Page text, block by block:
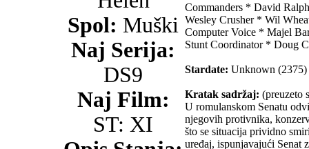
Spol: Muški
Naj Serija:
DS9
Naj Film:
ST: XI
Commanders * David
Wesley Crusher * Wil
Computer Voice * Majel
Stunt Coordinator * Doug
Stardate: Unknown (2375)
Kratak sadržaj: (preuzeto
U romulanskom Senatu
njegovih protivnika,
što se situacija prividno
uređaj, ispunjavajući Senat